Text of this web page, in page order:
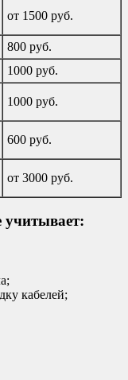
от 1500 руб.
800 руб.
1000 руб.
1000 руб.
600 руб.
от 3000 руб.
кабелей;